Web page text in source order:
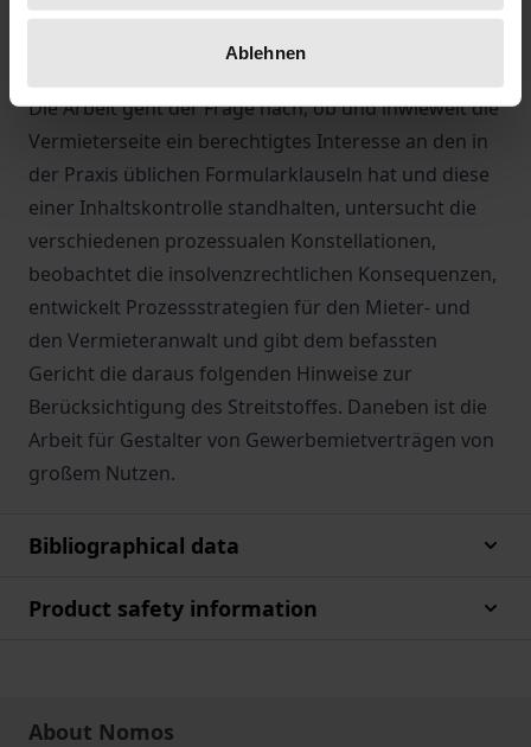
Ablehnen
Verwertung ermöglicht. Die prozessuale
Gesamterledigung wird dadurch komplex.
Die Arbeit geht der Frage nach, ob und inwieweit die
Vermieterseite ein berechtigtes Interesse an den in
der Praxis üblichen Formularklauseln hat und diese
einer Inhaltskontrolle standhalten, untersucht die
verschiedenen prozessualen Konstellationen,
beobachtet die insolvenzrechtlichen Konsequenzen,
entwickelt Prozessstrategien für den Mieter- und
den Vermieteranwalt und gibt dem befassten
Gericht die daraus folgenden Hinweise zur
Berücksichtigung des Streitstoffes. Daneben ist die
Arbeit für Gestalter von Gewerbemietverträgen von
großem Nutzen.
Bibliographical data
Product safety information
About Nomos